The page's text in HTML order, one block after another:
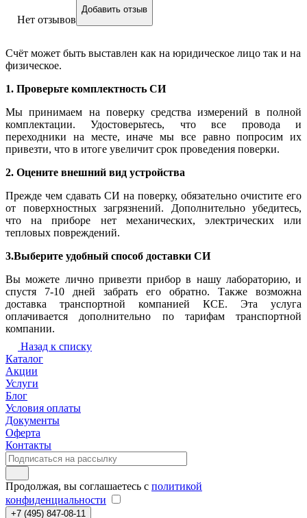
Нет отзывов
Добавить отзыв
Счёт может быть выставлен как на юридическое лицо так и на
физическое.
1. Проверьте комплектность СИ
Мы принимаем на поверку средства измерений в полной
комплектации. Удостоверьтесь, что все провода и
переходники на месте, иначе мы все равно попросим их
привезти, что в итоге увеличит срок проведения поверки.
2. Оцените внешний вид устройства
Прежде чем сдавать СИ на поверку, обязательно очистите его
от поверхностных загрязнений. Дополнительно убедитесь,
что на приборе нет механических, электрических или
тепловых повреждений.
3.Выберите удобный способ доставки СИ
Вы можете лично привезти прибор в нашу лабораторию, и
спустя 7-10 дней забрать его обратно. Также возможна
доставка транспортной компанией КСЕ. Эта услуга
оплачивается дополнительно по тарифам транспортной
компании.
Назад к списку
Каталог
Акции
Услуги
Блог
Условия оплаты
Документы
Оферта
Контакты
Продолжая, вы соглашаетесь с политикой
конфиденциальности
+7 (495) 847-08-11